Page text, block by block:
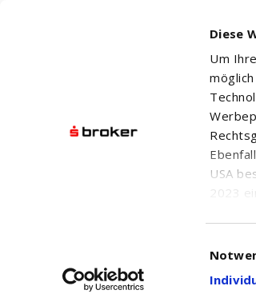
Diese
Um
USA
2023
in den